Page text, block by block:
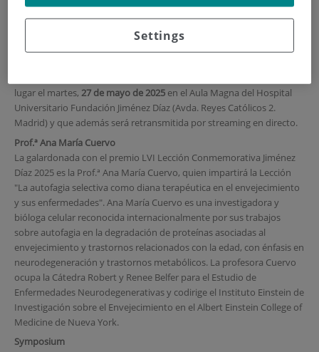
Díaz
lugar el martes, 27 de mayo de 2025en el Aula Magna del Hospital
Universitario Fundación Jiménez Díaz (Avda. Reyes Católicos 2.
Madrid) y que además será retransmitida por streaming en directo.
Prof.ª Ana María Cuervo
La galardonada con el premio LVI Lección Conmemorativa Jiménez
Díaz 2025 es la Prof.ª Ana María Cuervo, quien impartirá la Lección
"La autofagia selectiva como diana terapéutica en el envejecimiento
y sus enfermedades". Ana María Cuervo es una investigadora y
bióloga celular reconocida internacionalmente por sus trabajos
sobre autofagia en la degradación de proteínas asociadas al
envejecimiento y trastornos relacionados con la edad, con énfasis en
neurodegeneración y trastornos metabólicos. La profesora Cuervo
ocupa la Cátedra Robert y Renee Belfer para el Estudio de
Enfermedades Neurodegenerativas y codirige el Instituto Einstein de
Investigación sobre el Envejecimiento en el Albert Einstein College of
Medicine de Nueva York.
Symposium
Settings